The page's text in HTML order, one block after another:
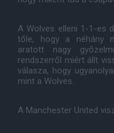
A Wolves elleni 1-1-es
tőle, hogy a néhány
aratott nagy
rendszerről miért állt
válasza, hogy
mint a Wolves.
A Manchester United